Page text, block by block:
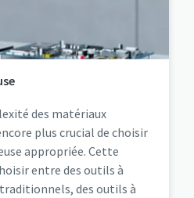
des matériaux
plus crucial de choisir
appropriée. Cette
entre des outils à
des outils à